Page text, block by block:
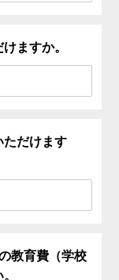
ますか。
ただけます
教育費（学校